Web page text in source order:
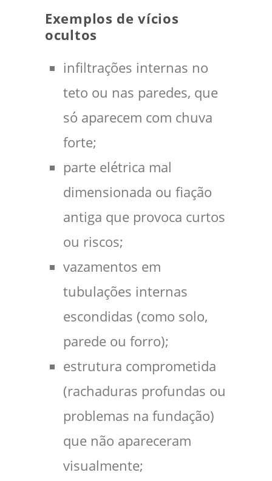
Exemplos de vícios
ocultos
infiltrações internas no
teto ou nas paredes, que
só aparecem com chuva
forte;
parte elétrica mal
dimensionada ou fiação
antiga que provoca curtos
ou riscos;
vazamentos em
tubulações internas
escondidas (como solo,
parede ou forro);
estrutura comprometida
(rachaduras profundas ou
problemas na fundação)
que não apareceram
visualmente;